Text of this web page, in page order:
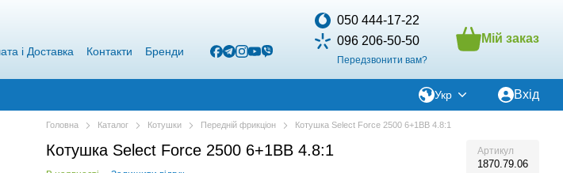
і Доставка Контакти
Бренди
050 444-17-22
096 206-50-50
Передзвонити вам?
Мій заказ
Укр Вхід
Головна Каталог Котушки Передній фрикціон Котушка Select Force 2500 6+1BB 4.8:1
Котушка Select Force 2500 6+1BB 4.8:1 Артикул
1870.79.06